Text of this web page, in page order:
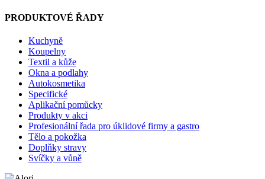
PRODUKTOVÉ ŘADY
Kuchyně
Koupelny
Textil a kůže
Okna a podlahy
Autokosmetika
Specifické
Aplikační pomůcky
Produkty v akci
Profesionální řada pro úklidové firmy a gastro
Tělo a pokožka
Doplňky stravy
Svíčky a vůně